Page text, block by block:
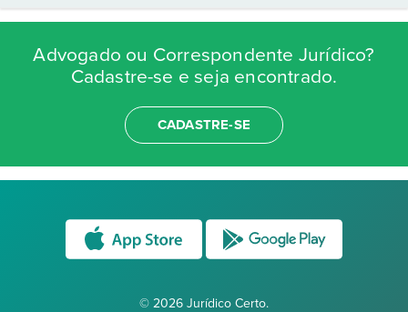
Advogado ou Correspondente Jurídico?
Cadastre-se e seja encontrado.
CADASTRE-SE
© 2026 Jurídico Certo.